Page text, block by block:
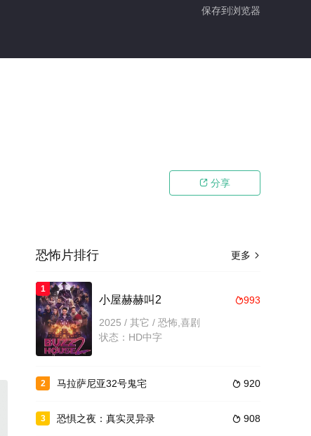
保存到浏览器
 分享
更多 
恐怖片排行
1
993
小屋赫赫叫2
2025 / 其它 / 恐怖,喜剧
状态：HD中字
2  920
马拉萨尼亚32号鬼宅
3  908
恐惧之夜：真实灵异录